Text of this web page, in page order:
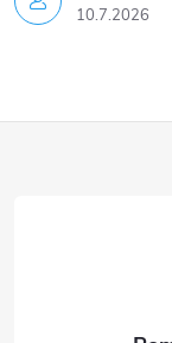
10.7.2026